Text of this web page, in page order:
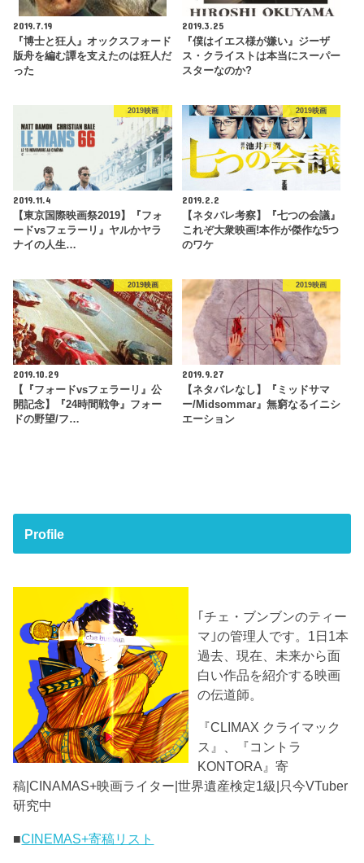
2019.7.19
『博士と狂人』オックスフォード
版舟を編む譚を支えたのは狂人だ
った
2019.3.25
『僕はイエス様が嫌い』ジーザ
ス・クライストは本当にスーパー
スターなのか?
2019映画
2019.11.4
【東京国際映画祭2019】『フォ
ードvsフェラーリ』ヤルかヤラ
ナイの人生…
2019映画
2019.2.2
【ネタバレ考察】『七つの会議』
これぞ大衆映画!本作が傑作な5つ
のワケ
2019映画
2019.10.29
【『フォードvsフェラーリ』公
開記念】『24時間戦争』フォー
ドの野望/フ…
2019映画
2019.9.27
【ネタバレなし】『ミッドサマ
ー/Midsommar』無窮なるイニシ
エーション
Profile
｢チェ・ブンブンのティー
マ｣の管理人です。1日1本
過去、現在、未来から面
白い作品を紹介する映画
の伝道師。
『CLIMAX クライマック
ス』、『コントラ
KONTORA』寄
稿|CINAMAS+映画ライター|世界遺産検定1級|只今VTuber
研究中
■CINEMAS+寄稿リスト